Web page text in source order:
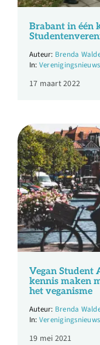
Over ons
Contact
Doneren
Shop
English
Brabant in één
Brenda
Verenigingsnieuws
17 maart 2022
Vegan Student
kennis maken
het veganisme
Brenda
Verenigingsnieuws
19 mei 2021